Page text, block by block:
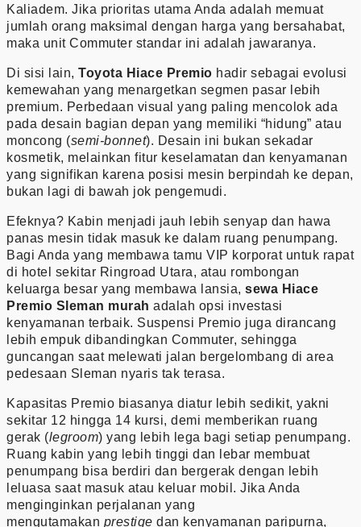
Kaliadem. Jika prioritas utama Anda adalah memuat
jumlah orang maksimal dengan harga yang bersahabat,
maka unit Commuter standar ini adalah jawaranya.
Di sisi lain, Toyota Hiace Premio hadir sebagai evolusi
kemewahan yang menargetkan segmen pasar lebih
premium. Perbedaan visual yang paling mencolok ada
pada desain bagian depan yang memiliki “hidung” atau
moncong (semi-bonnet). Desain ini bukan sekadar
kosmetik, melainkan fitur keselamatan dan kenyamanan
yang signifikan karena posisi mesin berpindah ke depan,
bukan lagi di bawah jok pengemudi.
Efeknya? Kabin menjadi jauh lebih senyap dan hawa
panas mesin tidak masuk ke dalam ruang penumpang.
Bagi Anda yang membawa tamu VIP korporat untuk rapat
di hotel sekitar Ringroad Utara, atau rombongan
keluarga besar yang membawa lansia, sewa Hiace
Premio Sleman murah adalah opsi investasi
kenyamanan terbaik. Suspensi Premio juga dirancang
lebih empuk dibandingkan Commuter, sehingga
guncangan saat melewati jalan bergelombang di area
pedesaan Sleman nyaris tak terasa.
Kapasitas Premio biasanya diatur lebih sedikit, yakni
sekitar 12 hingga 14 kursi, demi memberikan ruang
gerak (legroom) yang lebih lega bagi setiap penumpang.
Ruang kabin yang lebih tinggi dan lebar membuat
penumpang bisa berdiri dan bergerak dengan lebih
leluasa saat masuk atau keluar mobil. Jika Anda
menginginkan perjalanan yang
mengutamakan prestige dan kenyamanan paripurna,